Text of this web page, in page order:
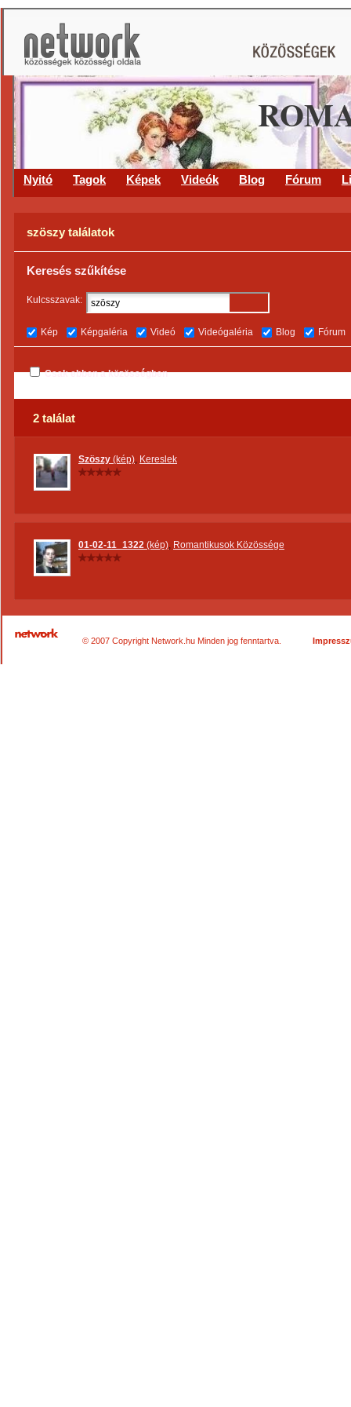
Nyitó Tagok Képek Videók Blog Fórum
szöszy találatok
Keresés szűkítése
Kulcsszavak:
Kép Képgaléria Videó Videógaléria Blog Fórum
Csak ebben a közösségben
2 találat
Szöszy (kép), Kereslek
01-02-11_1322 (kép), Romantikusok Közössége
© 2007 Copyright Network.hu Minden jog fenntartva.